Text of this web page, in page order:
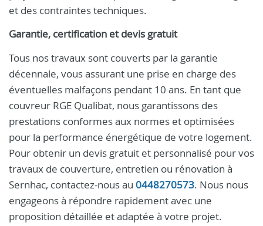
et des contraintes techniques.
Garantie, certification et devis gratuit
Tous nos travaux sont couverts par la garantie
décennale, vous assurant une prise en charge des
éventuelles malfaçons pendant 10 ans. En tant que
couvreur RGE Qualibat, nous garantissons des
prestations conformes aux normes et optimisées
pour la performance énergétique de votre logement.
Pour obtenir un devis gratuit et personnalisé pour vos
travaux de couverture, entretien ou rénovation à
Sernhac, contactez-nous au 0448270573. Nous nous
engageons à répondre rapidement avec une
proposition détaillée et adaptée à votre projet.